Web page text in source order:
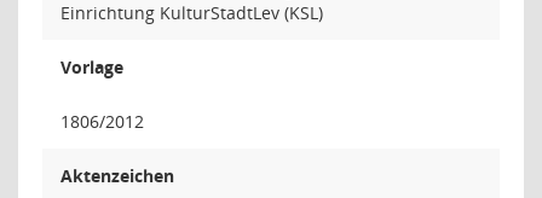
Einrichtung KulturStadtLev (KSL)
Vorlage
1806/2012
Aktenzeichen